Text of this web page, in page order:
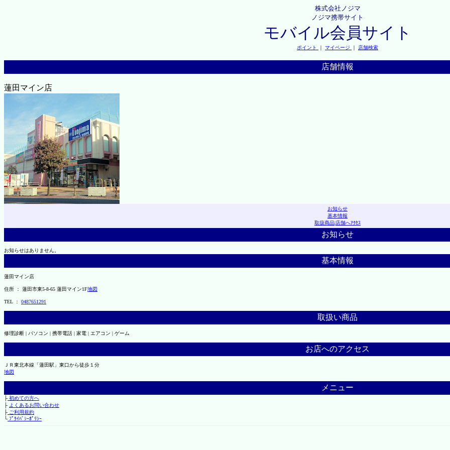
株式会社ノジマ
ノジマ携帯サイト
モバイル会員サイト
ポイント ｜ マイページ ｜ 店舗検索
店舗情報
蓮田マイン店
お知らせ
基本情報
取扱商品|店舗へｱｸｾｽ
お知らせ
お知らせはありません。
基本情報
蓮田マイン店
住所 ： 蓮田市東5-8-65 蓮田マイン1F地図
TEL ： 0487651291
取扱い商品
修理診断 | パソコン | 携帯電話 | 家電 | エアコン | ゲーム
お店へのアクセス
ＪＲ東北本線「蓮田駅」東口から徒歩１分
地図
メニュー
├初めての方へ
├ よくあるお問い合わせ
├ご利用規約
└ﾌﾟﾗｲﾊﾞｼｰﾎﾟﾘｼｰ